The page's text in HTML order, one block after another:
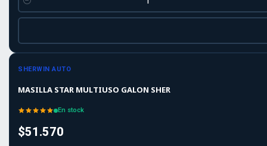
Cantidad
SHERWIN AUTO
MASILLA STAR MULTIUSO GALON SHER
En stock
$51.570